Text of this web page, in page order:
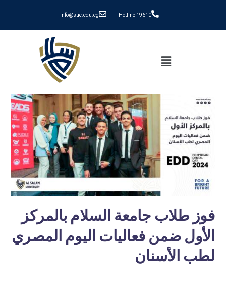
info@sue.edu.eg Hotline 19610
فوز طلاب جامعة السلام بالمركز
الأول ضمن فعاليات اليوم المصري
لطب الأسنان